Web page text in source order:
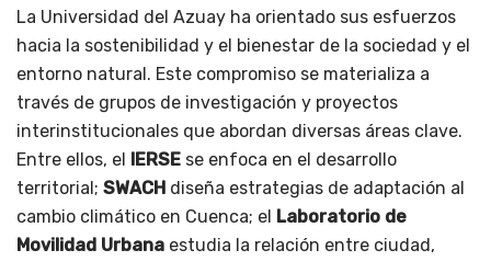
La Universidad del Azuay ha orientado sus esfuerzos
hacia la sostenibilidad y el bienestar de la sociedad y el
entorno natural. Este compromiso se materializa a
través de grupos de investigación y proyectos
interinstitucionales que abordan diversas áreas clave.
Entre ellos, el IERSE se enfoca en el desarrollo
territorial; SWACH diseña estrategias de adaptación al
cambio climático en Cuenca; el Laboratorio de
Movilidad Urbana estudia la relación entre ciudad,